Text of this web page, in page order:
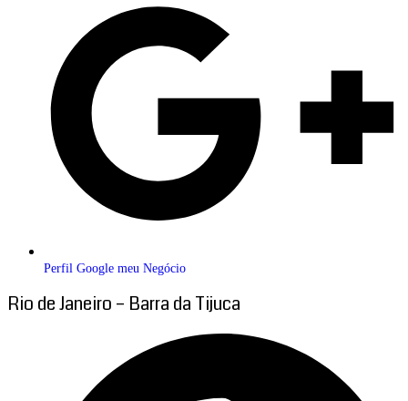
Perfil Google meu Negócio
Rio de Janeiro – Barra da Tijuca